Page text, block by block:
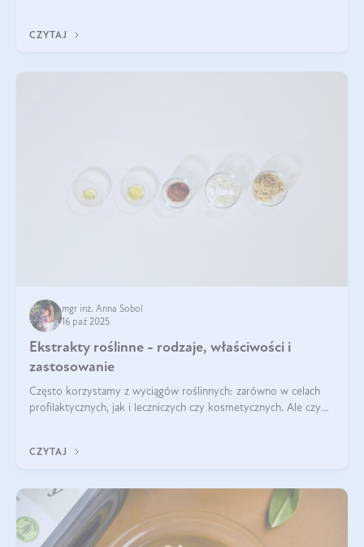
CZYTAJ
mgr inż. Anna Sobol
16 paź 2025
Ekstrakty roślinne - rodzaje, właściwości i
zastosowanie
Często korzystamy z wyciągów roślinnych: zarówno w celach
profilaktycznych, jak i leczniczych czy kosmetycznych. Ale czy
CZYTAJ